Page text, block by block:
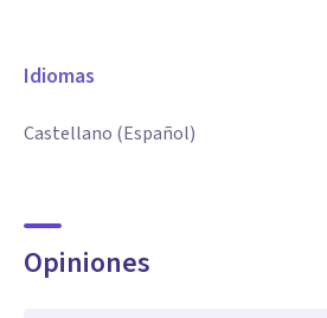
Idiomas
Castellano (Español)
Opiniones